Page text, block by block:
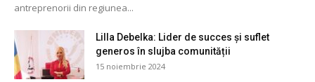
antreprenorii din regiunea...
Lilla Debelka: Lider de succes și suflet
generos în slujba comunității
15 noiembrie 2024